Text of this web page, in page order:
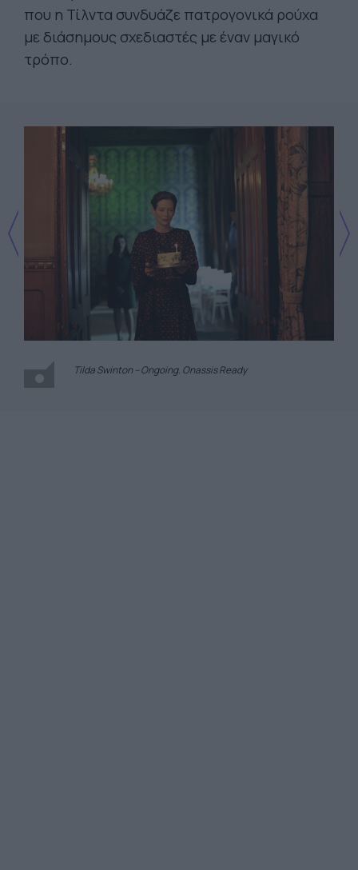
που η Τίλντα συνδυάζε πατρογονικά ρούχα
με διάσημους σχεδιαστές με έναν μαγικό
τρόπο.
Tilda Swinton – Ongoing. Onassis Ready